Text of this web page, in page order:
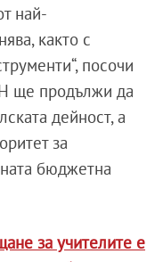
най-
както с
посочи
ще продължи да
дейност, а
за
бюджетна
за учителите е